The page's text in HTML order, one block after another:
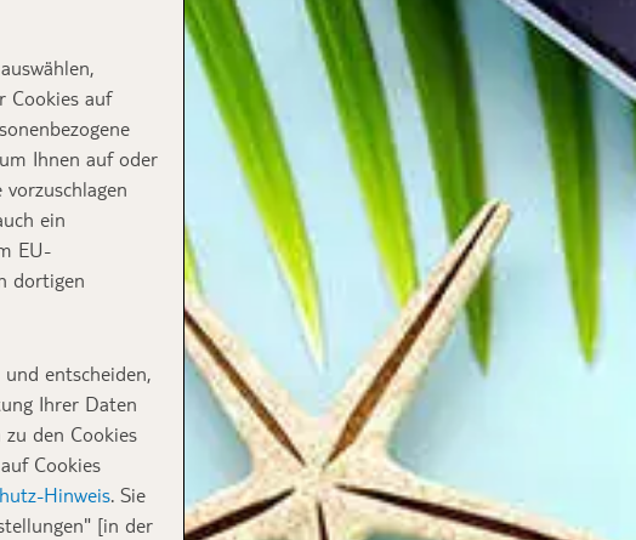
Cookies auf
Ihnen auf oder
ein
EU-
dortigen
entscheiden,
Ihrer Daten
den Cookies
Cookies
Hinweis. Sie
[in der